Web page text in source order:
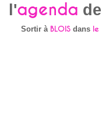
l'agenda
Sortir à BLOISdans le